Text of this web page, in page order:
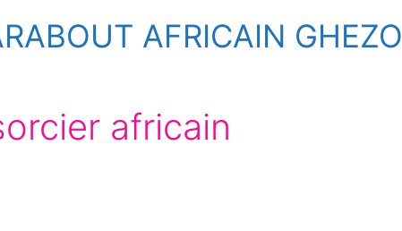
AFRICAIN GHEZO
africain